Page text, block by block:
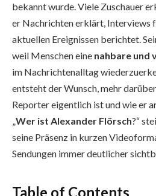
bekannt wurde. Viele Zuschauer
er Nachrichten erklärt, Interviews
aktuellen Ereignissen berichtet.
weil Menschen eine nahbare und
im Nachrichtenalltag
entsteht der Wunsch, mehr
Reporter eigentlich ist und wie er
„Wer ist Alexander Flörsch?“
seine Präsenz in kurzen
Sendungen immer deutlicher
Table of Contents